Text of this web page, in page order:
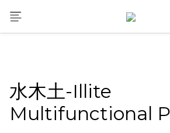
水木土-Illite
Multifunctional